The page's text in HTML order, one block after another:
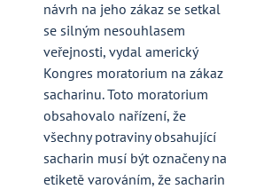
návrh na jeho zákaz se setkal
se silným nesouhlasem
veřejnosti, vydal americký
Kongres moratorium na zákaz
sacharinu. Toto moratorium
obsahovalo nařízení, že
všechny potraviny obsahující
sacharin musí být označeny na
etiketě varováním, že sacharin